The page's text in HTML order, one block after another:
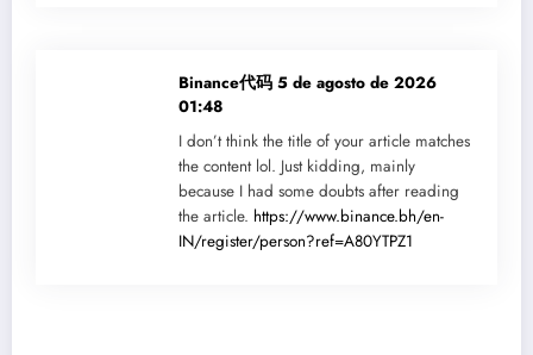
Binance代码 5 de agosto de 2026
01:48
I don’t think the title of your article matches
the content lol. Just kidding, mainly
because I had some doubts after reading
the article. https://www.binance.bh/en-
IN/register/person?ref=A80YTPZ1